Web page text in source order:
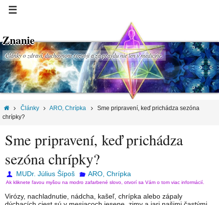
Znanie
Články o zdraví, duchovnom rozvoji a za pravdu nie len v medicíne.
Články ARO, Chrípka
Sme pripravení, keď prichádza sezóna
chrípky?
Sme pripravení, keď prichádza
sezóna chrípky?
MUDr. Július Šípoš ARO, Chrípka
Ak kliknete ľavou myšou na modro zafarbené slovo, otvorí sa Vám o tom viac informácií.
Virózy, nachladnutie, nádcha, kašeľ, chrípka alebo zápaly